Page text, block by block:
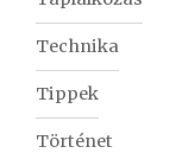
Technika
Tippek
Történet